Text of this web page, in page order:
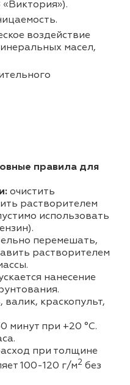
воздействие
масел,
правила для
очистить
растворителем
использовать
перемешать,
растворителем
нанесение
валик, краскопульт,
минут при +20 °С.
при толщине
100-120 г/м2 без